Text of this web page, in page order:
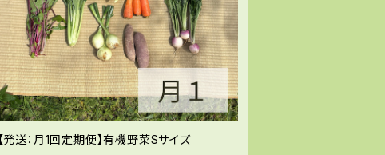
【発送：月1回定期便】有機野菜Sサイズ